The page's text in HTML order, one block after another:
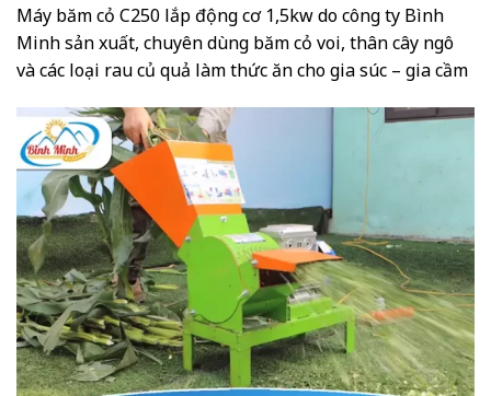
Máy băm cỏ C250 lắp động cơ 1,5kw do công ty Bình
Minh sản xuất, chuyên dùng băm cỏ voi, thân cây ngô
và các loại rau củ quả làm thức ăn cho gia súc – gia cầm